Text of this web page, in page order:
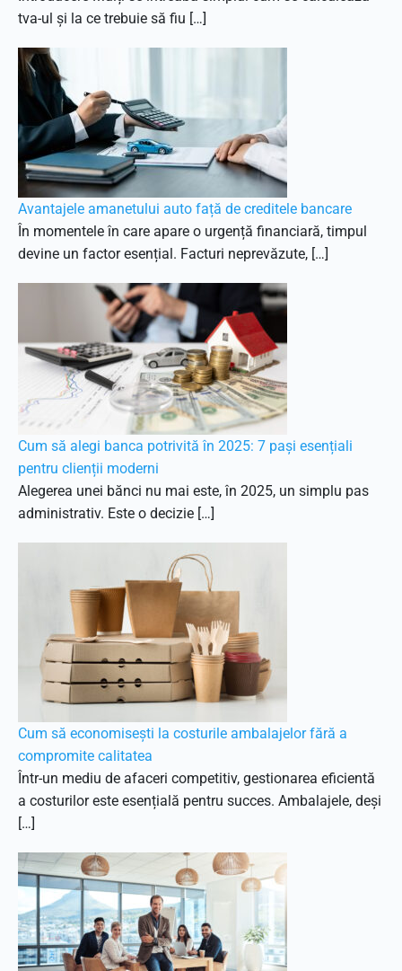
tva-ul și la ce trebuie să fiu […]
Avantajele amanetului auto față de creditele bancare
În momentele în care apare o urgență financiară, timpul
devine un factor esențial. Facturi neprevăzute, […]
Cum să alegi banca potrivită în 2025: 7 pași esențiali
pentru clienții moderni
Alegerea unei bănci nu mai este, în 2025, un simplu pas
administrativ. Este o decizie […]
Cum să economisești la costurile ambalajelor fără a
compromite calitatea
Într-un mediu de afaceri competitiv, gestionarea eficientă
a costurilor este esențială pentru succes. Ambalajele, deși
[…]